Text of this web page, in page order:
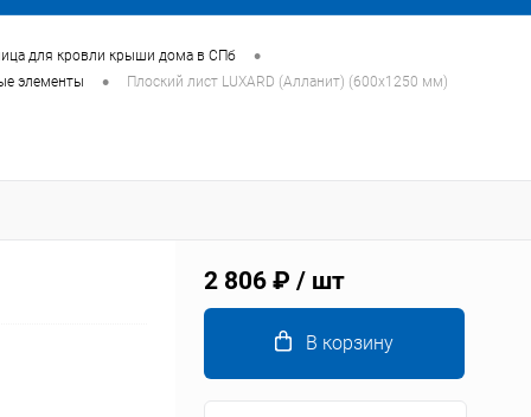
для кровли крыши дома в СПб •
элементы • Плоский лист LUXARD (Алланит) (600х1250 мм)
2 806 ₽ / шт
В корзину